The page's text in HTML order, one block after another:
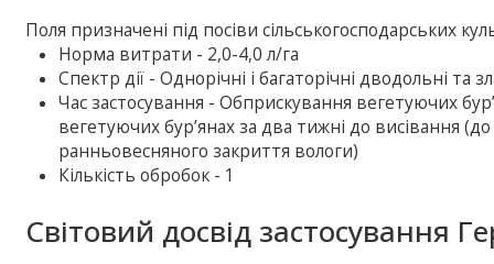
Поля призначені під посіви сільськогосподарських
Норма витрати - 2,0-4,0 л/га
Спектр дії - Однорічні і багаторічні дводольні та
Час застосування - Обприскування вегетуючих
вегетуючих бур’янах за два тижні до висівання
ранньовесняного закриття вологи)
Кількість обробок - 1
Світовий досвід застосування